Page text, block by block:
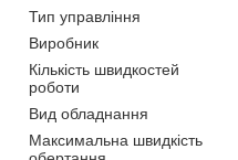
Тип управління
Виробник
Кількість швидкостей
роботи
Вид обладнання
Максимальна швидкість